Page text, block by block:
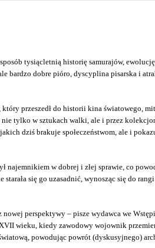
tysiącletnią historię samurajów,
bardzo dobre pióro, dyscyplina pisarska i
który przeszedł do historii kina światowego,
tylko w sztukach walki, ale i przez
dziś brakuje społeczeństwom, ale i
najemnikiem w dobrej i złej sprawie, co
się go uzasadnić, wynosząc się do
perspektywy – pisze wydawca we
wieku, kiedy zawodowy wojownik
powodując powrót (dyskusyjnego)